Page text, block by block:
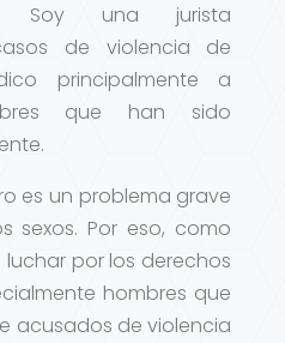
Soy una jurista
de violencia de
principalmente a
que han sido
es un problema grave
sexos. Por eso, como
por los derechos
hombres que
acusados de violencia